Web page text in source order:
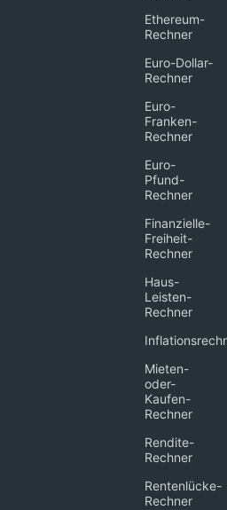
Ethereum-
Rechner
Euro-Dollar-
Rechner
Euro-
Franken-
Rechner
Euro-
Pfund-
Rechner
Finanzielle-
Freiheit-
Rechner
Haus-
Leisten-
Rechner
Mieten-
oder-
Kaufen-
Rechner
Rendite-
Rechner
Rentenlücke-
Rechner